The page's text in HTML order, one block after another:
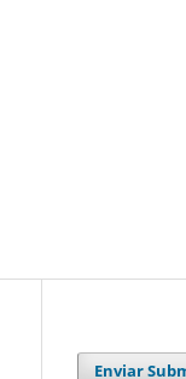
Enviar